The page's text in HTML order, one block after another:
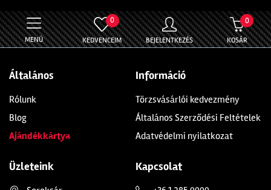
MENÜ
0
KEDVENCEIM BEJELENTKEZÉS
0
KOSÁR
Általános
Rólunk
Blog
Ajándékkártya
Információ
Törzsvásárlói kedvezmény
Általános Szerződési Feltételek
Adatvédelmi nyilatkozat
Üzleteink Kapcsolat